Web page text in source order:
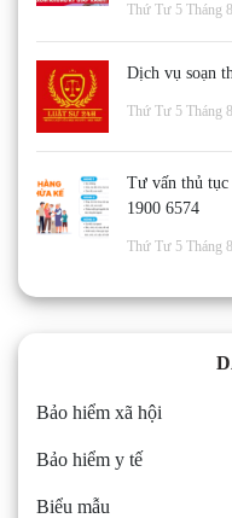
Thứ Tư 5 Tháng
Dịch vụ soạn
Thứ Tư 5 Tháng
Tư vấn thủ
1900 6574
Thứ Tư 5 Tháng
Bảo hiểm xã hội
Bảo hiểm y tế
Biểu mẫu